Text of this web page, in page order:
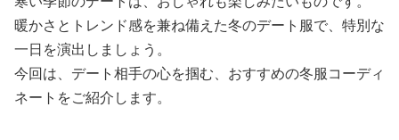
暖かさとトレンド感を兼ね備えた冬のデート服で、特別な
一日を演出しましょう。
今回は、デート相手の心を掴む、おすすめの冬服コーディ
ネートをご紹介します。